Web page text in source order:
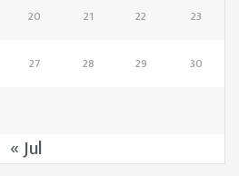
20 21 22 23
27 28 29 30
« Jul